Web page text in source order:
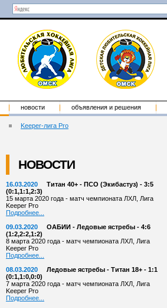
новости объявления и решения
Keeper-лига Pro
НОВОСТИ
16.03.2020
Титан 40+ - ПСО (Экибастуз) - 3:5
(0:1,1:1,2:3)
15 марта 2020 года - матч чемпионата ЛХЛ, Лига
Keeper Pro
Подробнее...
09.03.2020
ОАБИИ - Ледовые ястребы - 4:6
(1:2,2:2,1:2)
8 марта 2020 года - матч чемпионата ЛХЛ, Лига
Keeper Pro
Подробнее...
08.03.2020
Ледовые ястребы - Титан 18+ - 1:1
(0:1,1:0,0:0)
7 марта 2020 года - матч чемпионата ЛХЛ, Лига
Keeper Pro
Подробнее...